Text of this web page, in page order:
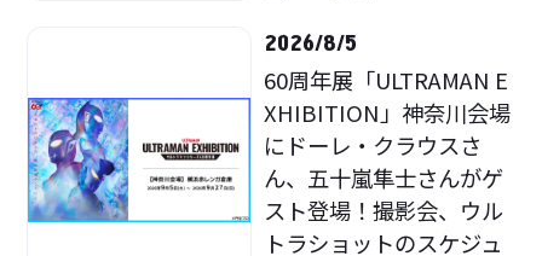
2026/8/5
60周年展「ULTRAMAN E
XHIBITION」神奈川会場
にドーレ・クラウスさ
ん、五十嵐隼士さんがゲ
スト登場！撮影会、ウル
トラショットのスケジュ